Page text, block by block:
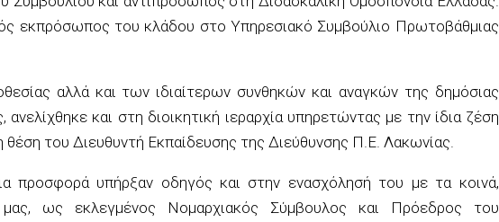
εκπρόσωπος του κλάδου στο Υπηρεσιακό Συμβούλιο Πρωτοβάθμιας
αλλά και των ιδιαίτερων συνθηκών και αναγκών της δημόσιας
και στη διοικητική ιεραρχία υπηρετώντας με την ίδια ζέση
του Διευθυντή Εκπαίδευσης της Διεύθυνσης Π.Ε. Λακωνίας.
προσφορά υπήρξαν οδηγός και στην ενασχόλησή του με τα κοινά,
ως εκλεγμένος Νομαρχιακός Σύμβουλος και Πρόεδρος του